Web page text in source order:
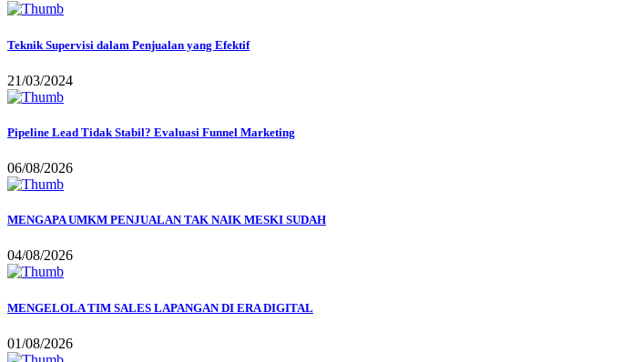
Teknik Supervisi dalam Penjualan yang Efektif
21/03/2024
Pipeline Lead Tidak Stabil? Evaluasi Funnel Marketing
06/08/2026
MENGAPA UMKM PENJUALAN TAK NAIK MESKI SUDAH
04/08/2026
MENGELOLA TIM SALES LAPANGAN DI ERA DIGITAL
01/08/2026